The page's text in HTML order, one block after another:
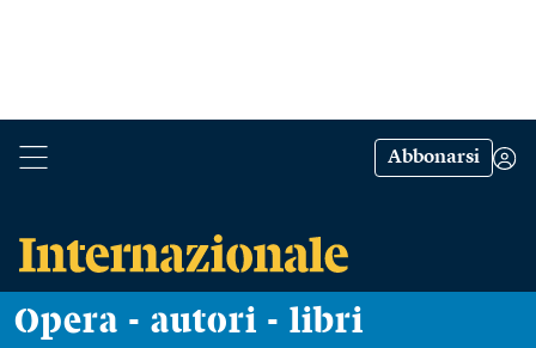
Abbonarsi
Opera - autori - libri